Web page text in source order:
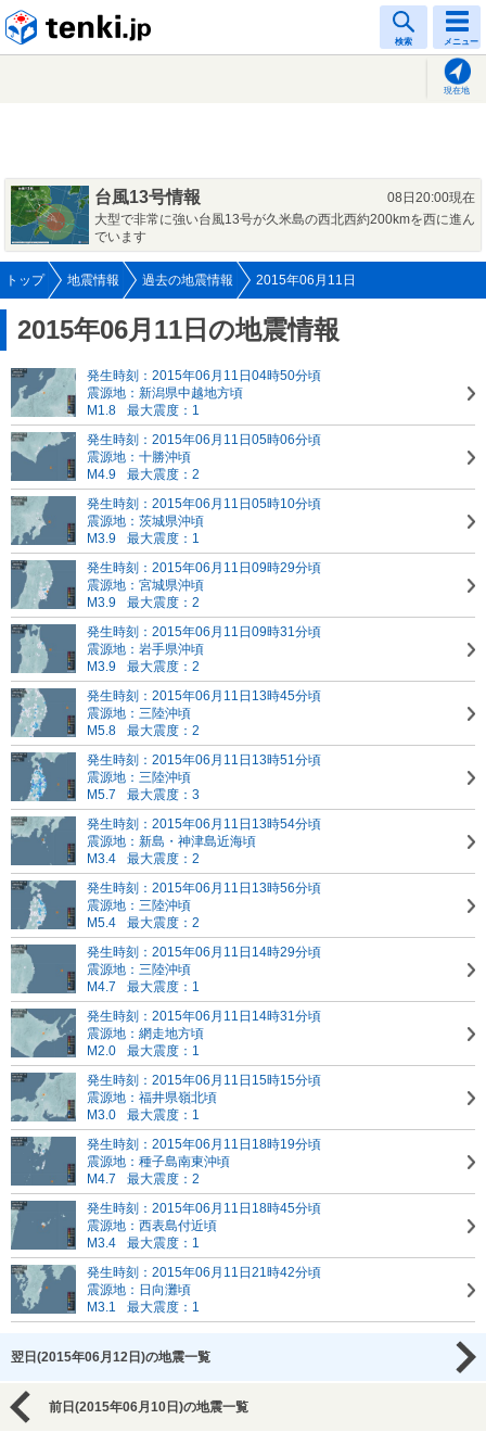
検索 メニュー
現在地
台風13号情報
08日20:00現在
大型で非常に強い台風13号が久米島の西北西約200kmを西に進ん
でいます
トップ 地震情報 過去の地震情報 2015年06月11日
2015年06月11日の地震情報
発生時刻：2015年06月11日04時50分頃
震源地：新潟県中越地方頃
M1.8
最大震度：1
発生時刻：2015年06月11日05時06分頃
震源地：十勝沖頃
M4.9
最大震度：2
発生時刻：2015年06月11日05時10分頃
震源地：茨城県沖頃
M3.9
最大震度：1
発生時刻：2015年06月11日09時29分頃
震源地：宮城県沖頃
M3.9
最大震度：2
発生時刻：2015年06月11日09時31分頃
震源地：岩手県沖頃
M3.9
最大震度：2
発生時刻：2015年06月11日13時45分頃
震源地：三陸沖頃
M5.8
最大震度：2
発生時刻：2015年06月11日13時51分頃
震源地：三陸沖頃
M5.7
最大震度：3
発生時刻：2015年06月11日13時54分頃
震源地：新島・神津島近海頃
M3.4
最大震度：2
発生時刻：2015年06月11日13時56分頃
震源地：三陸沖頃
M5.4
最大震度：2
発生時刻：2015年06月11日14時29分頃
震源地：三陸沖頃
M4.7
最大震度：1
発生時刻：2015年06月11日14時31分頃
震源地：網走地方頃
M2.0
最大震度：1
発生時刻：2015年06月11日15時15分頃
震源地：福井県嶺北頃
M3.0
最大震度：1
発生時刻：2015年06月11日18時19分頃
震源地：種子島南東沖頃
M4.7
最大震度：2
発生時刻：2015年06月11日18時45分頃
震源地：西表島付近頃
M3.4
最大震度：1
発生時刻：2015年06月11日21時42分頃
震源地：日向灘頃
M3.1
最大震度：1
翌日(2015年06月12日)の地震一覧
前日(2015年06月10日)の地震一覧